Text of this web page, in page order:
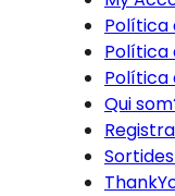
Política
Política
Política
Qui